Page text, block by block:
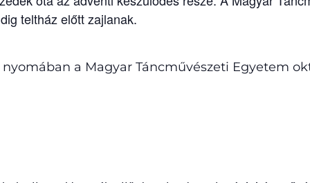
teltház előtt zajlanak.
a Magyar Táncművészeti Egyetem